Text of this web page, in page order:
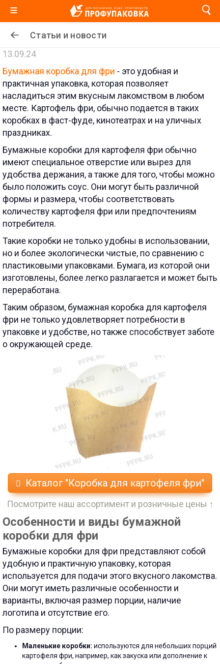
Статьи и новости
13.09.24
Бумажная коробка для фри - это удобная и
практичная упаковка, которая позволяет
насладиться этим вкусным лакомством в любом
месте. Картофель фри, обычно подается в таких
коробках в фаст-фуде, кинотеатрах и на уличных
праздниках.
Бумажные коробки для картофеля фри обычно
имеют специальное отверстие или вырез для
удобства держания, а также для того, чтобы можно
было положить соус. Они могут быть различной
формы и размера, чтобы соответствовать
количеству картофеля фри или предпочтениям
потребителя.
Такие коробки не только удобны в использовании,
но и более экологически чистые, по сравнению с
пластиковыми упаковками. Бумага, из которой они
изготовлены, более легко разлагается и может быть
переработана.
Таким образом, бумажная коробка для картофеля
фри не только удовлетворяет потребности в
упаковке и удобстве, но также способствует заботе
о окружающей среде.
Каталог "Коробка для картофеля фри"
Посмотрите наш ассортимент и розничные цены ↑
Особенности и виды бумажной
коробки для фри
Бумажные коробки для фри представляют собой
удобную и практичную упаковку, которая
используется для подачи этого вкусного лакомства.
Они могут иметь различные особенности и
варианты, включая размер порции, наличие
логотипа и отсутствие его.
По размеру порции:
Маленькие коробки: используются для небольших порций
картофеля фри, например, как закуска или дополнение к